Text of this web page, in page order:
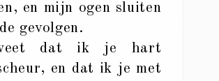
en mijn ogen sluiten
gevolgen.
dat ik je hart
en dat ik je met